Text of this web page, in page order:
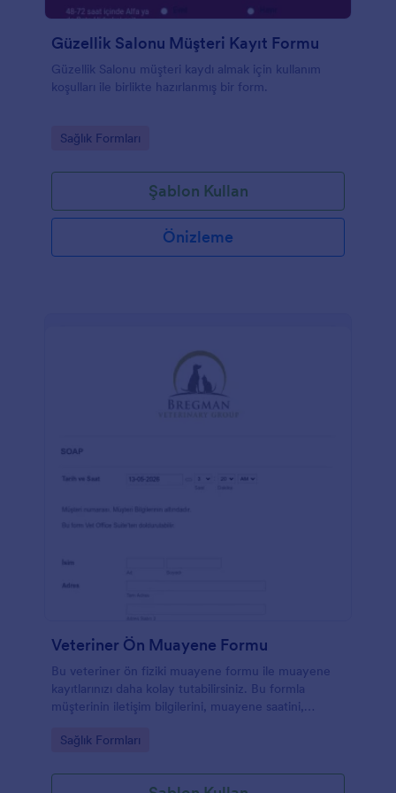
Güzellik Salonu Müşteri Kayıt Formu
Güzellik Salonu müşteri kaydı almak için kullanım
koşulları ile birlikte hazırlanmış bir form.
Go to Category:
Sağlık Formları
Şablon Kullan
Önizleme
Veteriner Ön Muayene Formu
Bu veteriner ön fiziki muayene formu ile muayene
kayıtlarınızı daha kolay tutabilirsiniz. Bu formla
müşterinin iletişim bilgilerini, muayene saatini,
kayıt altına alabilirsiniz
Go to Category:
Sağlık Formları